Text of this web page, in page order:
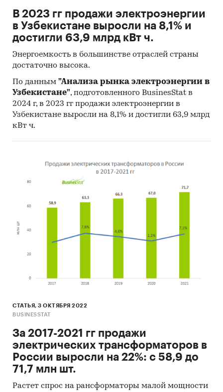
В 2023 гг продажи электроэнергии
в Узбекистане выросли на 8,1% и
достигли 63,9 млрд кВт ч.
Энергоемкость в большинстве отраслей страны
достаточно высока.
По данным "Анализа рынка электроэнергии в
Узбекистане", подготовленного BusinesStat в
2024 г, в 2023 гг продажи электроэнергии в
Узбекистане выросли на 8,1% и достигли 63,9 млрд
кВт ч.
СТАТЬЯ, 3 ОКТЯБРЯ 2022
BUSINESSTAT
За 2017-2021 гг продажи
электрических трансформаторов в
России выросли на 22%: с 58,9 до
71,7 млн шт.
Растет спрос на рансформаторы малой мощности